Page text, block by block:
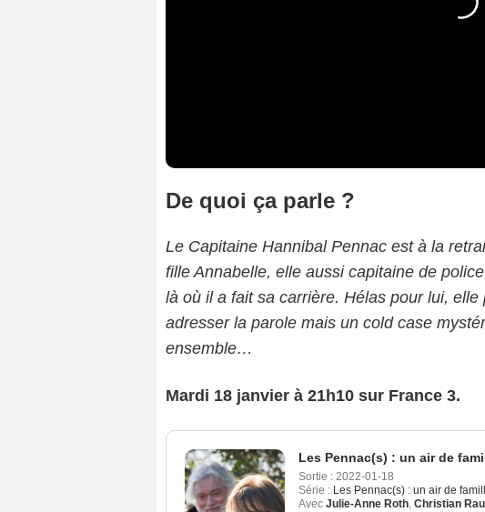
De quoi ça parle ?
Le Capitaine Hannibal Pennac est à la
fille Annabelle, elle aussi capitaine de
là où il a fait sa carrière. Hélas pour lui,
adresser la parole mais un cold case
ensemble…
Mardi 18 janvier à 21h10 sur France 3.
Les Pennac(s) : un air de
Sortie : 2022-01-18
Série : Les Pennac(s) : un air de
Avec Julie-Anne Roth, Christian